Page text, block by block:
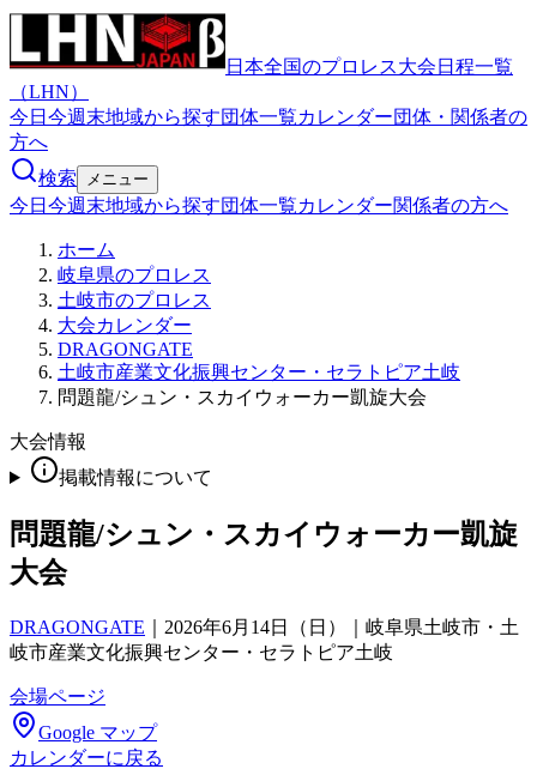
日本全国のプロレス大会日程一覧
（LHN）
今日 今週末地域から探す団体一覧カレンダー団体・関係者の
方へ
検索
メニュー
今日 今週末地域から探す団体一覧カレンダー関係者の方へ
ホーム
岐阜県のプロレス
土岐市のプロレス
大会カレンダー
DRAGONGATE
土岐市産業文化振興センター・セラトピア土岐
問題龍/シュン・スカイウォーカー凱旋大会
大会情報
掲載情報について
問題龍/シュン・スカイウォーカー凱旋
大会
DRAGONGATE
2026年6月14日（日）｜岐阜県土岐市・土
岐市産業文化振興センター・セラトピア土岐
会場ページ
Google マップ
カレンダーに戻る